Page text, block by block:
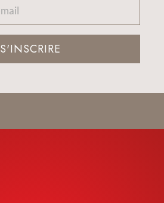
S'INSCRIRE